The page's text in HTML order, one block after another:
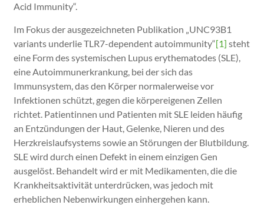
Acid Immunity“.
Im Fokus der ausgezeichneten Publikation „UNC93B1
variants underlie TLR7-dependent autoimmunity“[1] steht
eine Form des systemischen Lupus erythematodes (SLE),
eine Autoimmunerkrankung, bei der sich das
Immunsystem, das den Körper normalerweise vor
Infektionen schützt, gegen die körpereigenen Zellen
richtet. Patientinnen und Patienten mit SLE leiden häufig
an Entzündungen der Haut, Gelenke, Nieren und des
Herzkreislaufsystems sowie an Störungen der Blutbildung.
SLE wird durch einen Defekt in einem einzigen Gen
ausgelöst. Behandelt wird er mit Medikamenten, die die
Krankheitsaktivität unterdrücken, was jedoch mit
erheblichen Nebenwirkungen einhergehen kann.